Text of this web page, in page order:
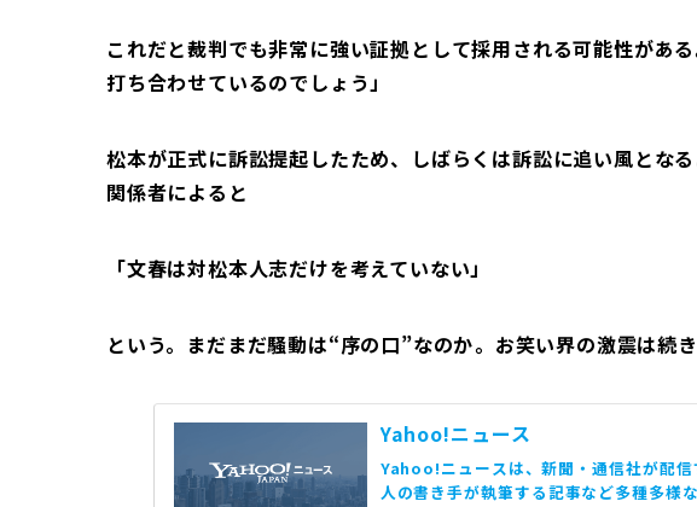
これだと裁判でも非常に強い証拠として採用される可能性があ
打ち合わせているのでしょう」
松本が正式に訴訟提起したため、しばらくは訴訟に追い風とな
関係者によると
「文春は対松本人志だけを考えていない」
という。まだまだ騒動は“序の口”なのか――。お笑い界の激震は続き
Yahoo!ニュース
Yahoo!ニュースは、新聞・通信社が配
人の書き手が執筆する記事など多種多様